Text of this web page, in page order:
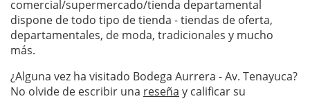
comercial/supermercado/tienda departamental
dispone de todo tipo de tienda - tiendas de oferta,
departamentales, de moda, tradicionales y mucho
más.
¿Alguna vez ha visitado Bodega Aurrera - Av. Tenayuca?
No olvide de escribir una reseña y calificar su